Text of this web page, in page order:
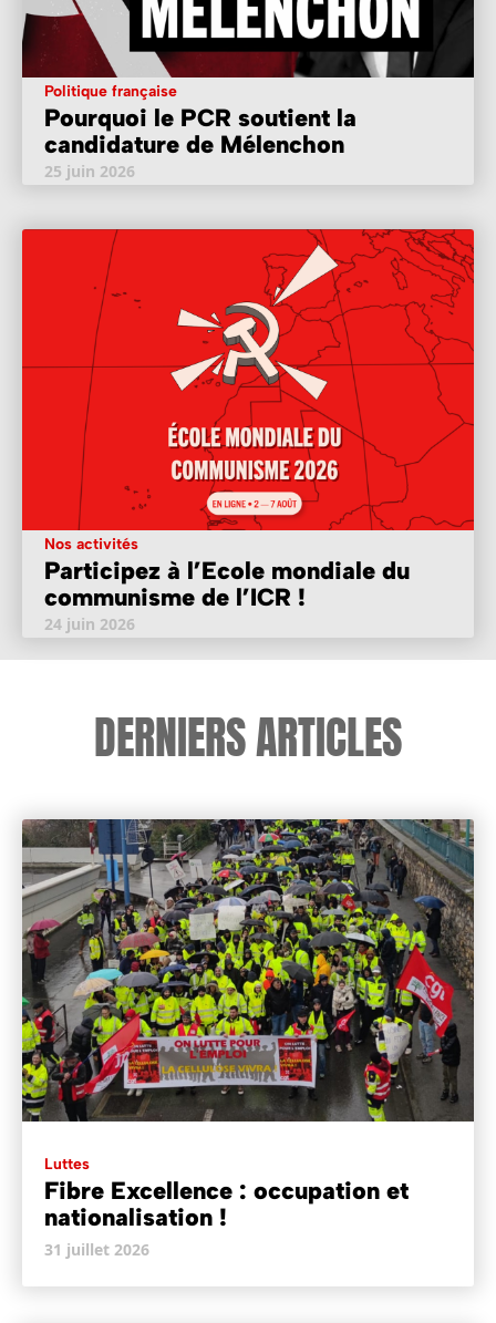
Politique française
Pourquoi le PCR soutient la
candidature de Mélenchon
25 juin 2026
Nos activités
Participez à l’Ecole mondiale du
communisme de l’ICR !
24 juin 2026
DERNIERS ARTICLES
Luttes
Fibre Excellence : occupation et
nationalisation !
31 juillet 2026